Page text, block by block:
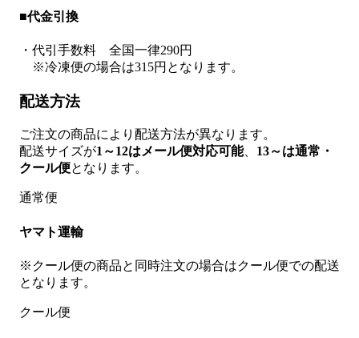
■代金引換
・代引手数料 全国一律290円
※冷凍便の場合は315円となります。
配送方法
ご注文の商品により配送方法が異なります。
配送サイズが1～12はメール便対応可能、 13～は通常・
クール便となります。
通常便
ヤマト運輸
※クール便の商品と同時注文の場合はクール便での配送
となります。
クール便